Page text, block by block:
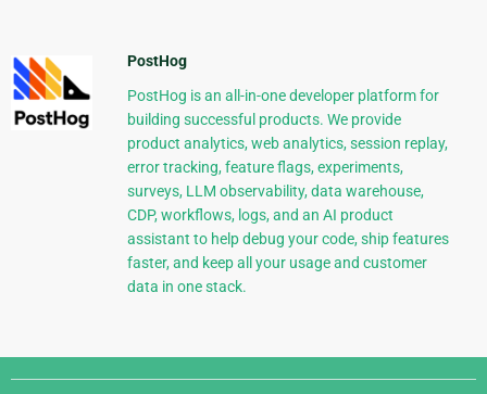
PostHog
PostHog is an all-in-one developer platform for
building successful products. We provide
product analytics, web analytics, session replay,
error tracking, feature flags, experiments,
surveys, LLM observability, data warehouse,
CDP, workflows, logs, and an AI product
assistant to help debug your code, ship features
faster, and keep all your usage and customer
data in one stack.
Django